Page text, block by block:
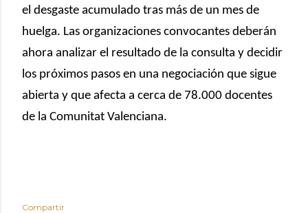
el desgaste acumulado tras más de un mes de
huelga. Las organizaciones convocantes deberán
ahora analizar el resultado de la consulta y decidir
los próximos pasos en una negociación que sigue
abierta y que afecta a cerca de 78.000 docentes
de la Comunitat Valenciana.
Compartir